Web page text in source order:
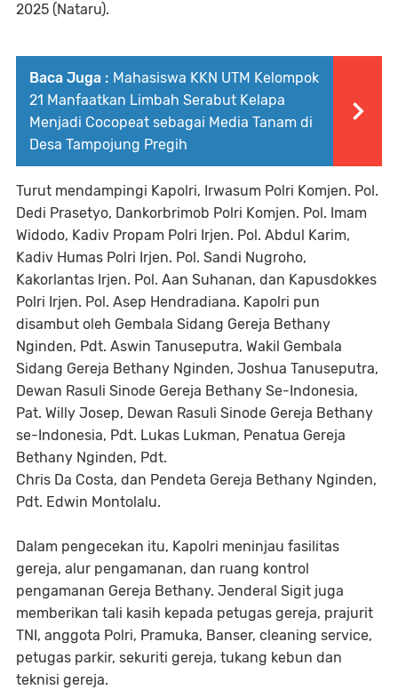
2025 (Nataru).
Baca Juga : Mahasiswa KKN UTM Kelompok
21 Manfaatkan Limbah Serabut Kelapa
Menjadi Cocopeat sebagai Media Tanam di
Desa Tampojung Pregih
Turut mendampingi Kapolri, Irwasum Polri Komjen. Pol.
Dedi Prasetyo, Dankorbrimob Polri Komjen. Pol. Imam
Widodo, Kadiv Propam Polri Irjen. Pol. Abdul Karim,
Kadiv Humas Polri Irjen. Pol. Sandi Nugroho,
Kakorlantas Irjen. Pol. Aan Suhanan, dan Kapusdokkes
Polri Irjen. Pol. Asep Hendradiana. Kapolri pun
disambut oleh Gembala Sidang Gereja Bethany
Nginden, Pdt. Aswin Tanuseputra, Wakil Gembala
Sidang Gereja Bethany Nginden, Joshua Tanuseputra,
Dewan Rasuli Sinode Gereja Bethany Se-Indonesia,
Pat. Willy Josep, Dewan Rasuli Sinode Gereja Bethany
se-Indonesia, Pdt. Lukas Lukman, Penatua Gereja
Bethany Nginden, Pdt.
Chris Da Costa, dan Pendeta Gereja Bethany Nginden,
Pdt. Edwin Montolalu.
Dalam pengecekan itu, Kapolri meninjau fasilitas
gereja, alur pengamanan, dan ruang kontrol
pengamanan Gereja Bethany. Jenderal Sigit juga
memberikan tali kasih kepada petugas gereja, prajurit
TNI, anggota Polri, Pramuka, Banser, cleaning service,
petugas parkir, sekuriti gereja, tukang kebun dan
teknisi gereja.